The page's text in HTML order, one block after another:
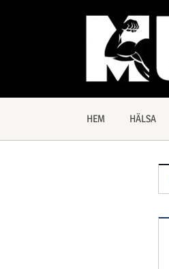
Muscles
Allt
om
hälsa
HEM HÄLSA